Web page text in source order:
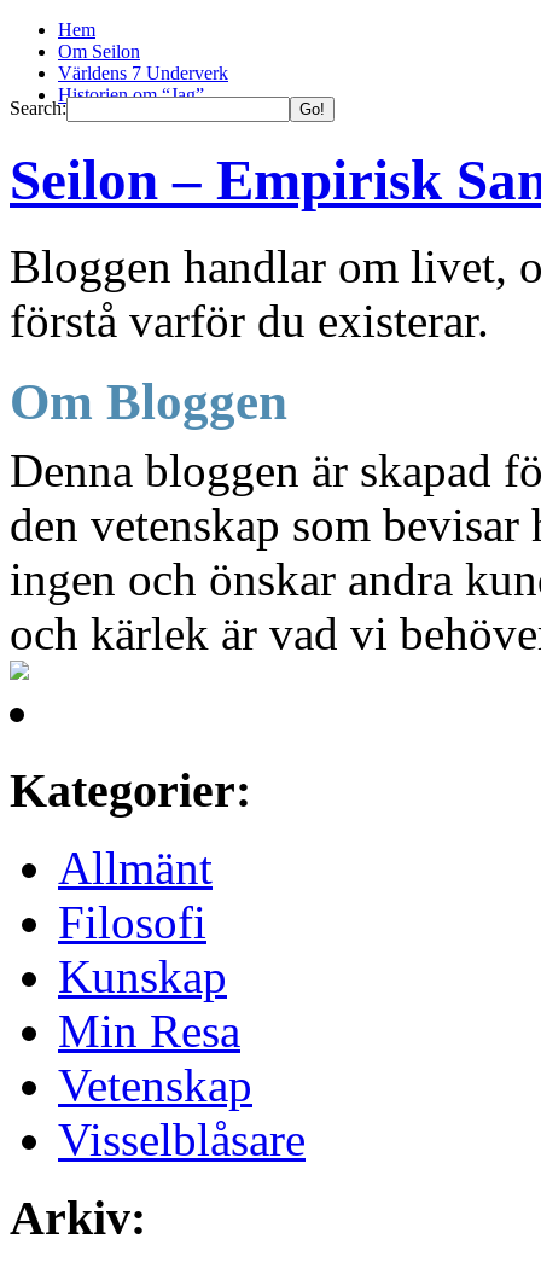
Hem
Om Seilon
Världens 7 Underverk
Historien om “Jag”
Search:
Seilon – Empirisk
Bloggen handlar om livet,
förstå varför du existerar.
Om Bloggen
Denna bloggen är skapad
den vetenskap som
ingen och önskar andra
och kärlek är vad vi
Kategorier:
Allmänt
Filosofi
Kunskap
Min Resa
Vetenskap
Visselblåsare
Arkiv: